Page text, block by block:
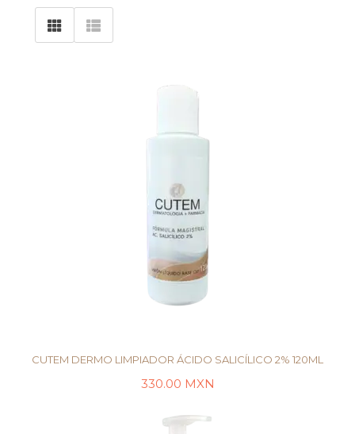
LEER MÁS
CUTEM DERMO LIMPIADOR ÁCIDO SALICÍLICO 2% 120ML
330.00 MXN